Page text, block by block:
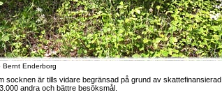
Bernt Enderborg
socknen är tills vidare begränsad på grund av skattefinansierad
andra och bättre besöksmål.